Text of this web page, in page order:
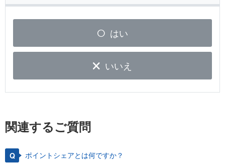
はい
いいえ
関連するご質問
ポイントシェアとは何ですか？